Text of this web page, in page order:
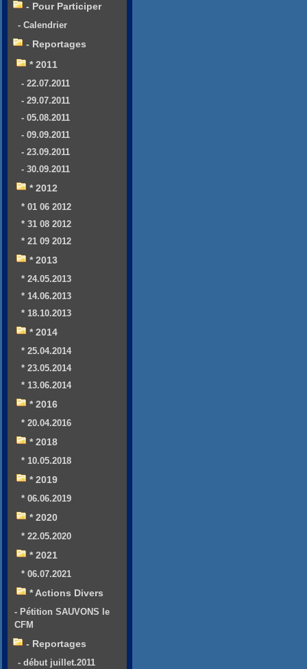
- Pour Participer
- Calendrier
- Reportages
* 2011
- 22.07.2011
- 29.07.2011
- 05.08.2011
- 09.09.2011
- 23.09.2011
- 30.09.2011
* 2012
* 01 06 2012
* 31 08 2012
* 21 09 2012
* 2013
* 24.05.2013
* 14.06.2013
* 18.10.2013
* 2014
* 25.04.2014
* 23.05.2014
* 13.06.2014
* 2016
* 20.04.2016
* 2018
* 10.05.2018
* 2019
* 06.06.2019
* 2020
* 22.05.2020
* 2021
* 06.07.2021
* Actions Divers
- Pétition SAUVONS le
CFM
- Reportages
- début juillet.2011